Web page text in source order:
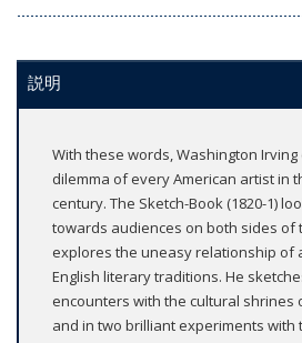
説明
With these words, Washington
dilemma of every American artist in
century. The Sketch-Book (1820-1)
towards audiences on both sides of
explores the uneasy relationship of
English literary traditions. He
encounters with the cultural shrines
and in two brilliant experiments